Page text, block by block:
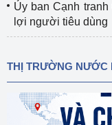
Ủy ban Cạnh
lợi người tiêu dùng
THỊ TRƯỜNG NƯỚC